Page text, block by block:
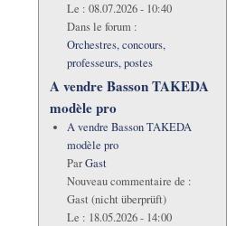
Le : 08.07.2026 - 10:40
Dans le forum :
Orchestres, concours,
professeurs, postes
A vendre Basson TAKEDA
modèle pro
A vendre Basson TAKEDA
modèle pro
ParGast
Nouveau commentaire de :
Gast (nicht überprüft)
Le : 18.05.2026 - 14:00